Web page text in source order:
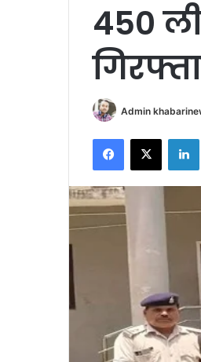
450
Admin
Facebook
X